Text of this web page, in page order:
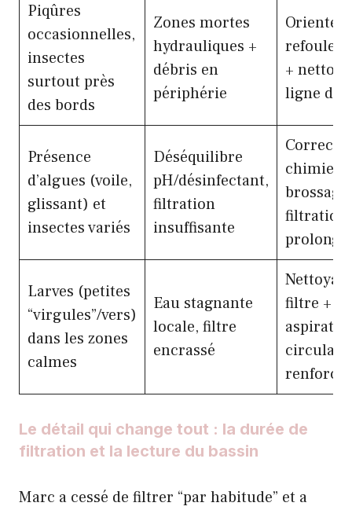
Piqûres
occasionnelles,
insectes
surtout près
des bords
Zones mortes
hydrauliques +
débris en
périphérie
Orienter
+
ligne
Présence
d’algues (voile,
glissant) et
insectes variés
Déséquilibre
pH/désinfectant,
filtration
insuffisante
chimie +
brossage
filtration
Larves (petites
“virgules”/vers)
dans les zones
calmes
Eau stagnante
locale, filtre
encrassé
filtre +
Le détail qui change tout : la durée de
filtration et la lecture du bassin
Marc a cessé de filtrer “par habitude” et a